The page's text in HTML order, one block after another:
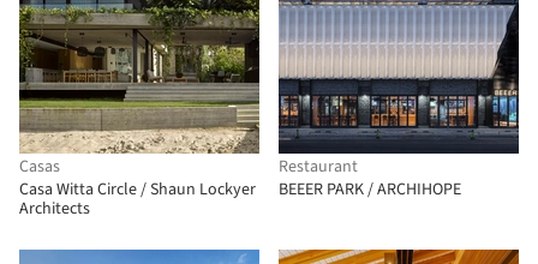
Casas
Casa Witta Circle / Shaun Lockyer
Architects
Restaurant
BEEER PARK / ARCHIHOPE